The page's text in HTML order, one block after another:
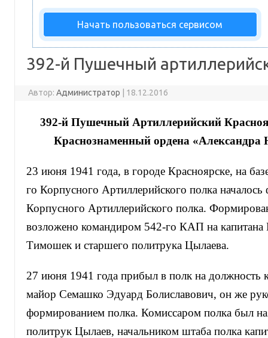
Начать пользоваться сервисом
392-й Пушечный
Автор:Администратор 18.12.2016
392-й Пушечный Артиллерийский
Краснознаменный ордена «Александра
23 июня 1941 года, в городе Красноярске, на
го Корпусного Артиллерийского полка
Корпусного Артиллерийского полка.
возложено командиром 542-го КАП на капитана
Тимошек и старшего политрука Цылаева.
27 июня 1941 года прибыл в полк на должность
майор Семашко Эдуард Болиславович, он же
формированием полка. Комиссаром полка был
политрук Цылаев, начальником штаба полка